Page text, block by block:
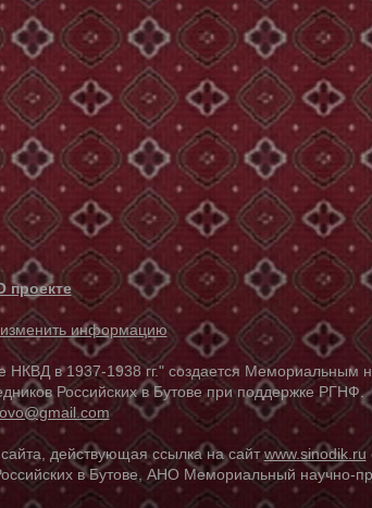
проекте
информацию
в 1937-1938 гг." создается Мемориальным
Российских в Бутове при поддержке РГНФ.
действующая ссылка на сайтwww.sinodik.ru
в Бутове, АНО Мемориальный научно-